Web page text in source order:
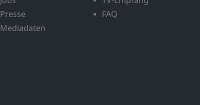
Presse
Mediadaten
FAQ